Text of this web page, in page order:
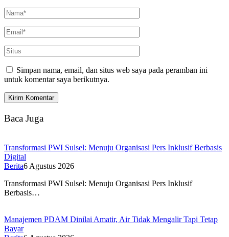
Simpan nama, email, dan situs web saya pada peramban ini
untuk komentar saya berikutnya.
Baca Juga
Transformasi PWI Sulsel: Menuju Organisasi Pers Inklusif Berbasis
Digital
Berita6 Agustus 2026
Transformasi PWI Sulsel: Menuju Organisasi Pers Inklusif
Berbasis…
Manajemen PDAM Dinilai Amatir, Air Tidak Mengalir Tapi Tetap
Bayar